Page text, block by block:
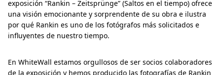
exposición “Rankin – Zeitsprünge” (Saltos en el tiempo) ofrece
una visión emocionante y sorprendente de su obra e ilustra
por qué Rankin es uno de los fotógrafos más solicitados e
influyentes de nuestro tiempo.
En WhiteWall estamos orgullosos de ser socios colaboradores
de la exposición y hemos producido las fotografías de Rankin